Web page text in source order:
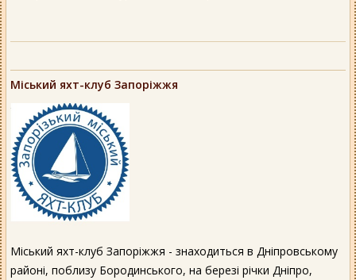
Міський яхт-клуб Запоріжжя
Міський яхт-клуб Запоріжжя - знаходиться в Дніпровському
районі, поблизу Бородинського, на березі річки Дніпро,